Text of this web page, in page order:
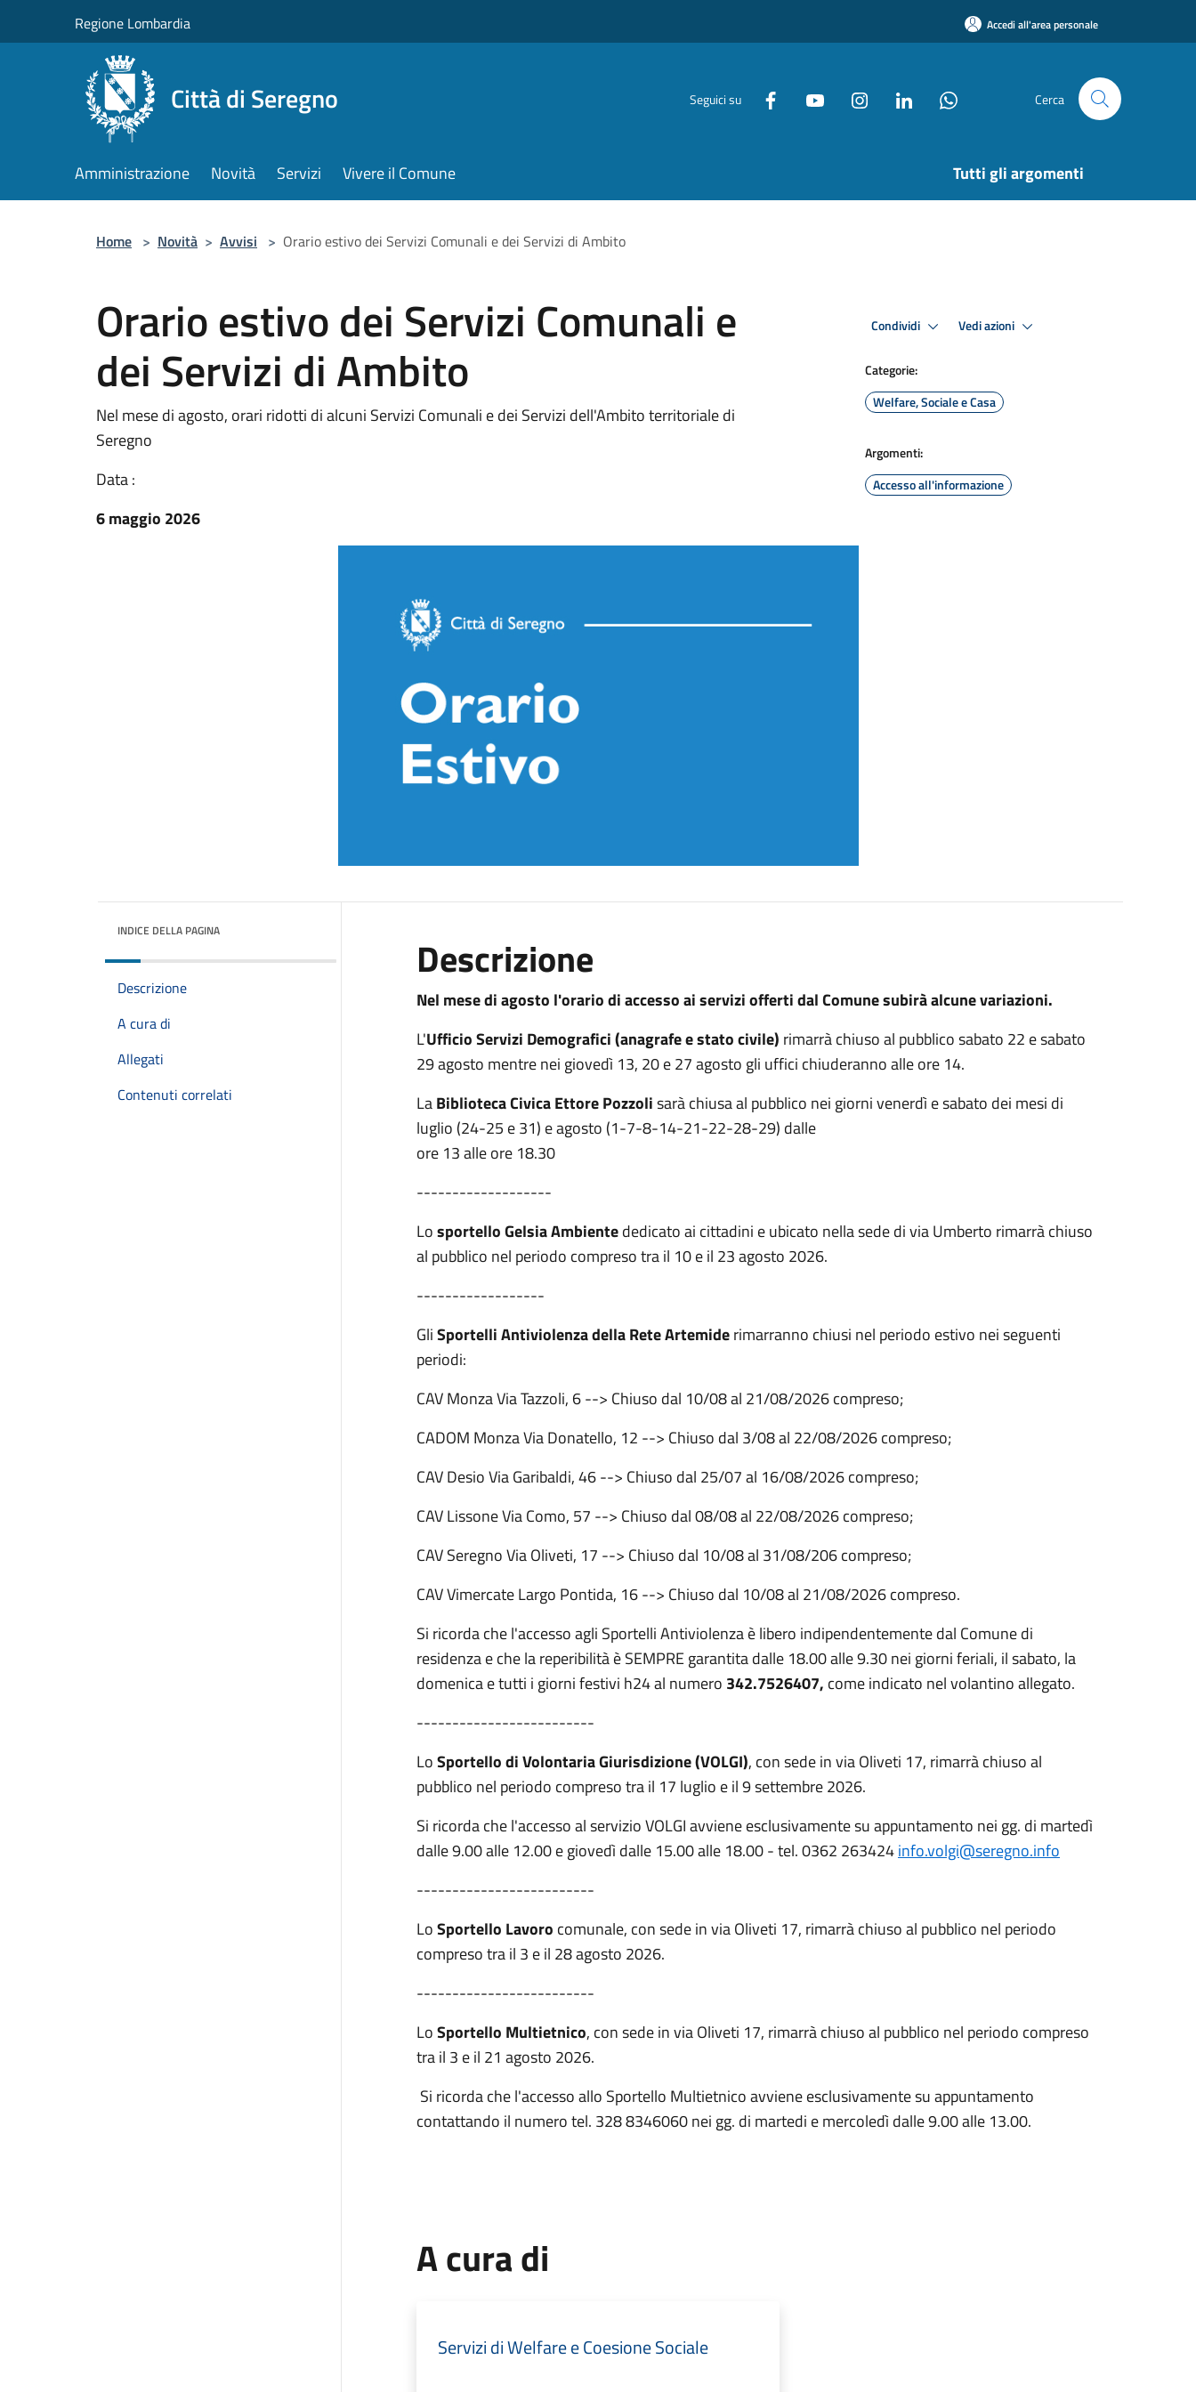
Regione Lombardia Accedi all'area personale
Città di Seregno Seguici su Cerca
Amministrazione Novità Servizi Vivere il Comune Tutti gli argomenti
Home > Novità > Avvisi > Orario estivo dei Servizi Comunali e dei Servizi di Ambito
Orario estivo dei Servizi Comunali e
dei Servizi di Ambito
Nel mese di agosto, orari ridotti di alcuni Servizi Comunali e dei Servizi dell'Ambito territoriale di
Seregno
Data :
6 maggio 2026
Condividi Vedi azioni
Categorie:
Welfare, Sociale e Casa
Argomenti:
Accesso all'informazione
INDICE DELLA PAGINA
Descrizione
A cura di
Allegati
Contenuti correlati
Descrizione
Nel mese di agosto l'orario di accesso ai servizi offerti dal Comune subirà alcune variazioni.
L'Ufficio Servizi Demografici (anagrafe e stato civile) rimarrà chiuso al pubblico sabato 22 e sabato
29 agosto mentre nei giovedì 13, 20 e 27 agosto gli uffici chiuderanno alle ore 14.
LaBiblioteca Civica Ettore Pozzolisarà chiusa al pubblico nei giorni venerdì e sabato dei mesi di
luglio (24-25 e 31) e agosto (1-7-8-14-21-22-28-29) dalle
ore 13 alle ore 18.30
-------------------
Losportello Gelsia Ambientededicato ai cittadini e ubicato nella sede di via Umberto rimarrà chiuso
al pubblico nel periodo compreso tra il 10 e il 23 agosto 2026.
------------------
GliSportelli Antiviolenza della Rete Artemiderimarranno chiusi nel periodo estivo nei seguenti
periodi:
CAV Monza Via Tazzoli, 6 --> Chiuso dal 10/08 al 21/08/2026 compreso;
CADOM Monza Via Donatello, 12 --> Chiuso dal 3/08 al 22/08/2026 compreso;
CAV Desio Via Garibaldi, 46 --> Chiuso dal 25/07 al 16/08/2026 compreso;
CAV Lissone Via Como, 57 --> Chiuso dal 08/08 al 22/08/2026 compreso;
CAV Seregno Via Oliveti, 17 --> Chiuso dal 10/08 al 31/08/206 compreso;
CAV Vimercate Largo Pontida, 16 --> Chiuso dal 10/08 al 21/08/2026 compreso.
Si ricorda che l'accesso agli Sportelli Antiviolenza è libero indipendentemente dal Comune di
residenza e che la reperibilità è SEMPRE garantita dalle 18.00 alle 9.30 nei giorni feriali, il sabato, la
domenica e tutti i giorni festivi h24 al numero 342.7526407, come indicato nel volantino allegato.
-------------------------
LoSportello di Volontaria Giurisdizione (VOLGI), con sede in via Oliveti 17, rimarrà chiuso al
pubblico nel periodo compreso tra il 17 luglio e il 9 settembre 2026.
Si ricorda che l'accesso al servizio VOLGI avviene esclusivamente su appuntamento nei gg. di martedì
dalle 9.00 alle 12.00 e giovedì dalle 15.00 alle 18.00 - tel. 0362 263424info.volgi@seregno.info
-------------------------
LoSportello Lavoro comunale, con sede in via Oliveti 17, rimarrà chiuso al pubblico nel periodo
compreso tra il 3 e il 28 agosto 2026.
-------------------------
LoSportello Multietnico, con sede in via Oliveti 17, rimarrà chiuso al pubblico nel periodo compreso
tra il 3 e il 21 agosto 2026.
Si ricorda che l'accesso allo Sportello Multietnico avviene esclusivamente su appuntamento
contattando il numero tel. 328 8346060 nei gg. di martedi e mercoledì dalle 9.00 alle 13.00.
A cura di
Servizi di Welfare e Coesione Sociale